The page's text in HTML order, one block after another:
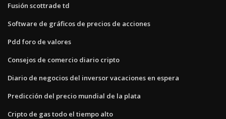
Fusión scottrade td
Software de gráficos de precios de acciones
Pdd foro de valores
Consejos de comercio diario cripto
Diario de negocios del inversor vacaciones en espera
Predicción del precio mundial de la plata
Cripto de gas todo el tiempo alto